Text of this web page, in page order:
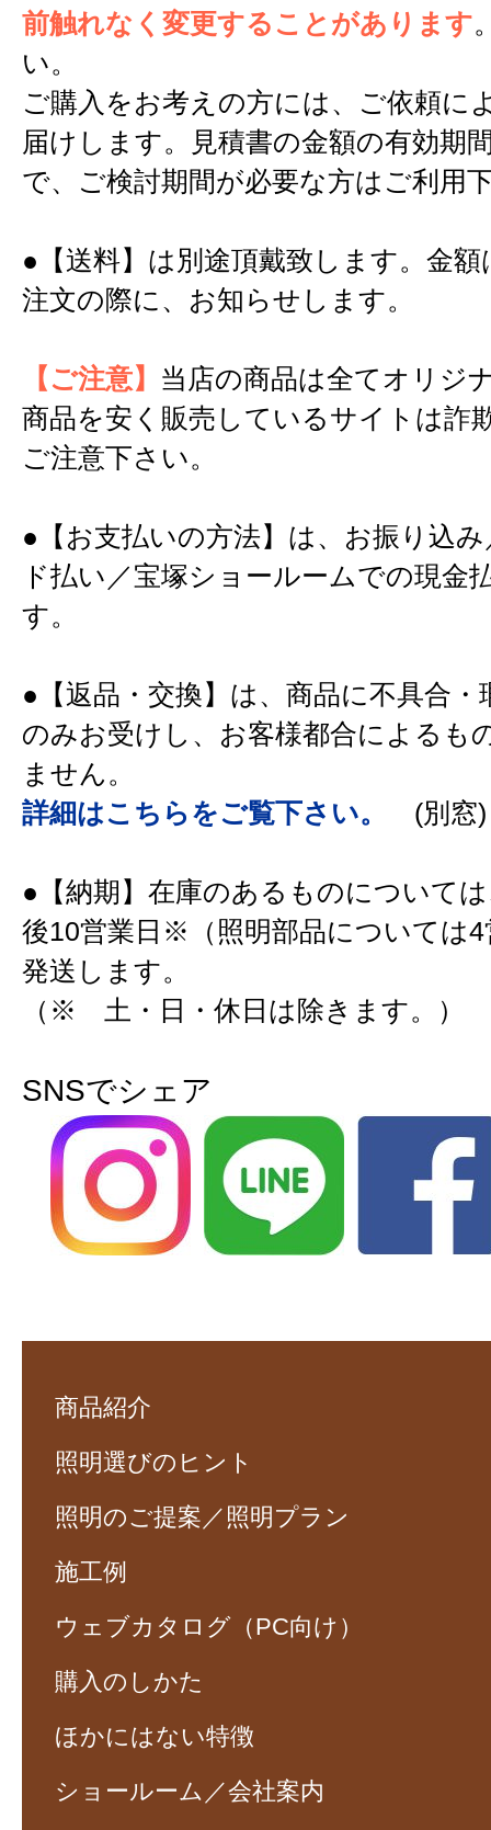
前触れなく変更することがあります
い。
ご購入をお考えの方には、ご依頼に
届けします。見積書の金額の有効期
で、ご検討期間が必要な方はご利用
●【送料】は別途頂戴致します。金
注文の際に、お知らせします。
【ご注意】 当店の商品は全てオリジ
商品を安く販売しているサイトは詐
ご注意下さい。
●【お支払いの方法】は、お振り込
ド払い／宝塚ショールームでの現金
す。
●【返品・交換】は、商品に不具合・
のみお受けし、お客様都合によるも
ません。
詳細はこちらをご覧下さい。
(別窓)
●【納期】在庫のあるものについて
後10営業日※（照明部品については4
発送します。
（※ 土・日・休日は除きます。）
SNSでシェア
商品紹介
照明選びのヒント
照明のご提案／照明プラン
施工例
ウェブカタログ（PC向け）
購入のしかた
ほかにはない特徴
ショールーム／会社案内